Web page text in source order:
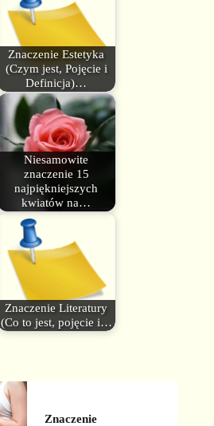
Znaczenie Estetyka
(Czym jest, Pojęcie i
Definicja)…
Niesamowite
znaczenie 15
najpiękniejszych
kwiatów na…
Znaczenie Literatury
(Co to jest, pojęcie i…
Znaczenie